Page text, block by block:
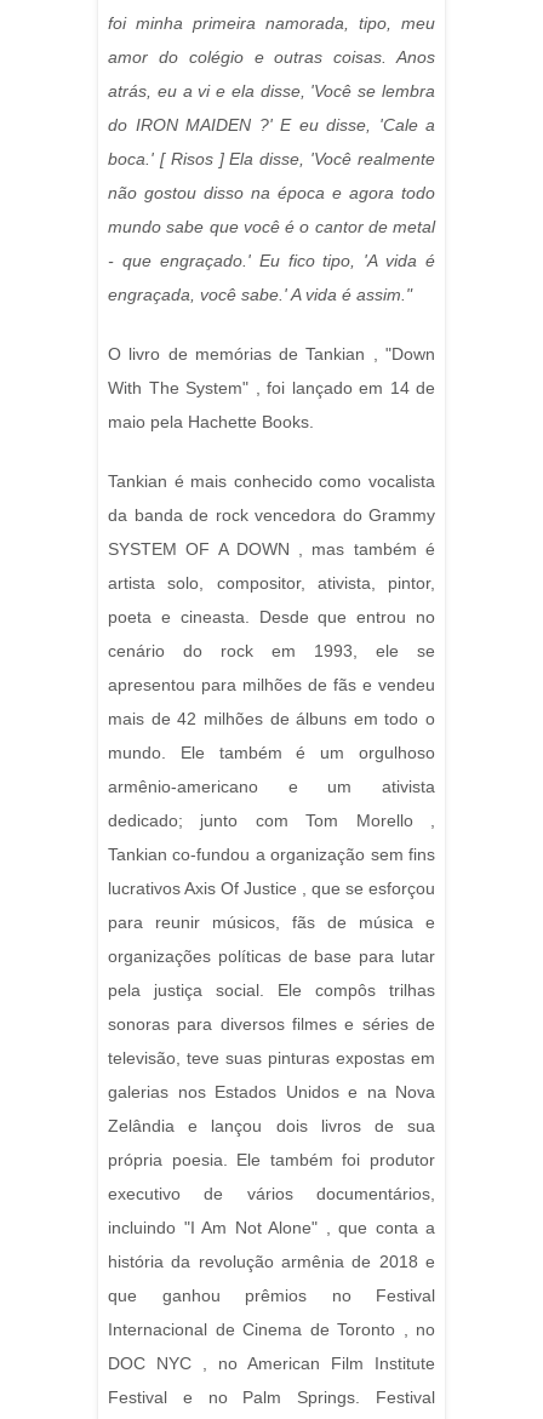
foi minha primeira namorada, tipo, meu
amor do colégio e outras coisas. Anos
atrás, eu a vi e ela disse, 'Você se lembra
do IRON MAIDEN ?' E eu disse, 'Cale a
boca.' [ Risos ] Ela disse, 'Você realmente
não gostou disso na época e agora todo
mundo sabe que você é o cantor de metal
- que engraçado.' Eu fico tipo, 'A vida é
engraçada, você sabe.' A vida é assim."
O livro de memórias de Tankian , "Down
With The System" , foi lançado em 14 de
maio pela Hachette Books.
Tankian é mais conhecido como vocalista
da banda de rock vencedora do Grammy
SYSTEM OF A DOWN , mas também é
artista solo, compositor, ativista, pintor,
poeta e cineasta. Desde que entrou no
cenário do rock em 1993, ele se
apresentou para milhões de fãs e vendeu
mais de 42 milhões de álbuns em todo o
mundo. Ele também é um orgulhoso
armênio-americano e um ativista
dedicado; junto com Tom Morello ,
Tankian co-fundou a organização sem fins
lucrativos Axis Of Justice , que se esforçou
para reunir músicos, fãs de música e
organizações políticas de base para lutar
pela justiça social. Ele compôs trilhas
sonoras para diversos filmes e séries de
televisão, teve suas pinturas expostas em
galerias nos Estados Unidos e na Nova
Zelândia e lançou dois livros de sua
própria poesia. Ele também foi produtor
executivo de vários documentários,
incluindo "I Am Not Alone" , que conta a
história da revolução armênia de 2018 e
que ganhou prêmios no Festival
Internacional de Cinema de Toronto , no
DOC NYC , no American Film Institute
Festival e no Palm Springs. Festival